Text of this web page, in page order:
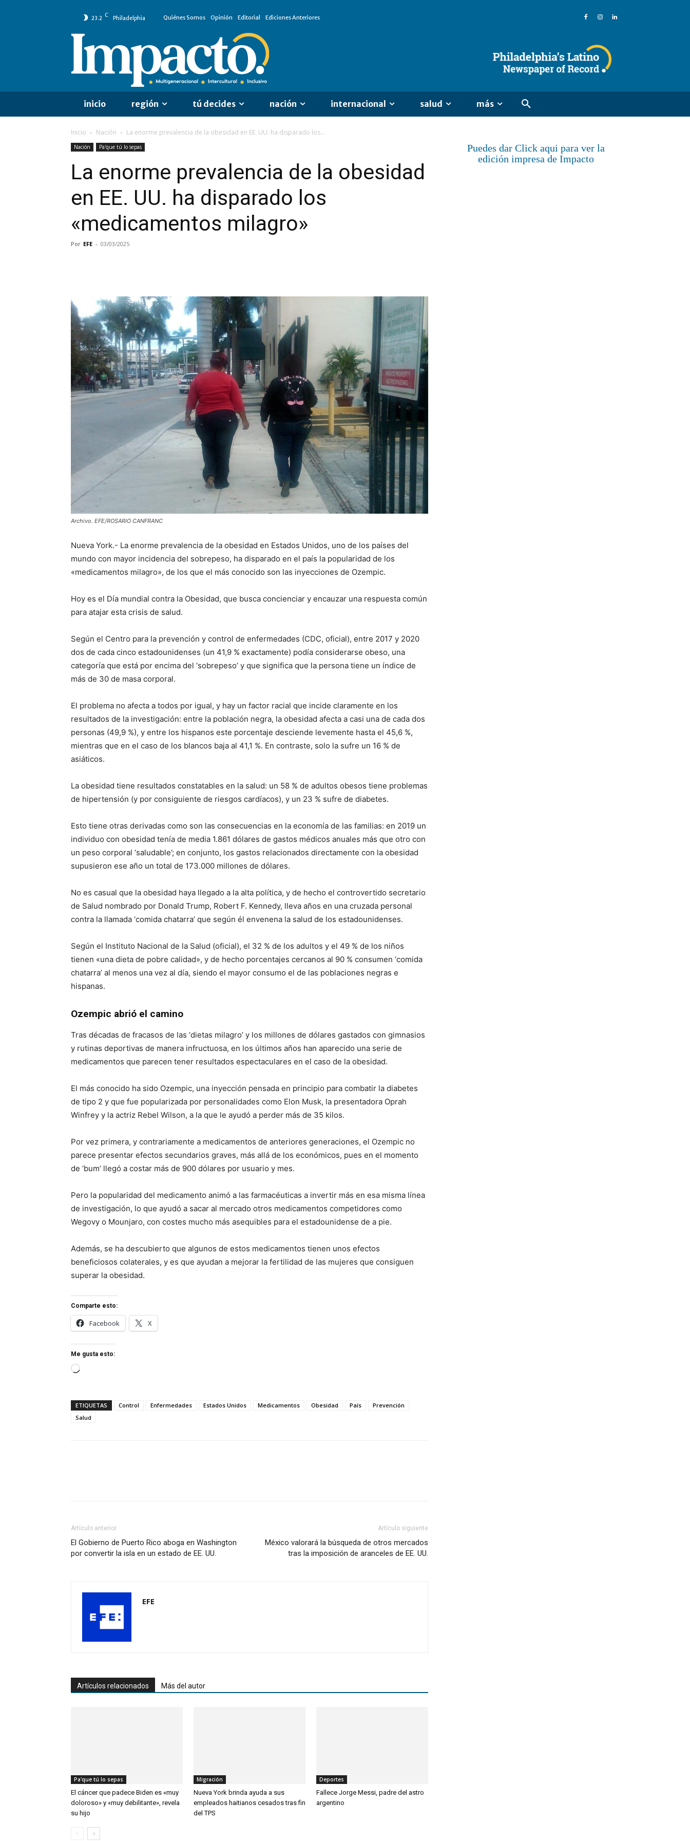
23.2 C Philadelphia Quiénes Somos Opinión Editorial Ediciones Anteriores
inicio región tú decides nación internacional salud más
Inicio Nación La enorme prevalencia de la obesidad en EE. UU. ha disparado los...
Nación Pa'que tú lo sepas
La enorme prevalencia de la obesidad
en EE. UU. ha disparado los
«medicamentos milagro»
Por EFE - 03/03/2025
Archivo. EFE/ROSARIO CANFRANC
Nueva York.- La enorme prevalencia de la obesidad en Estados Unidos, uno de los países del
mundo con mayor incidencia del sobrepeso, ha disparado en el país la popularidad de los
«medicamentos milagro», de los que el más conocido son las inyecciones de Ozempic.
Hoy es el Día mundial contra la Obesidad, que busca concienciar y encauzar una respuesta común
para atajar esta crisis de salud.
Según el Centro para la prevención y control de enfermedades (CDC, oficial), entre 2017 y 2020
dos de cada cinco estadounidenses (un 41,9 % exactamente) podía considerarse obeso, una
categoría que está por encima del ‘sobrepeso’ y que significa que la persona tiene un índice de
más de 30 de masa corporal.
El problema no afecta a todos por igual, y hay un factor racial que incide claramente en los
resultados de la investigación: entre la población negra, la obesidad afecta a casi una de cada dos
personas (49,9 %), y entre los hispanos este porcentaje desciende levemente hasta el 45,6 %,
mientras que en el caso de los blancos baja al 41,1 %. En contraste, solo la sufre un 16 % de
asiáticos.
La obesidad tiene resultados constatables en la salud: un 58 % de adultos obesos tiene problemas
de hipertensión (y por consiguiente de riesgos cardíacos), y un 23 % sufre de diabetes.
Esto tiene otras derivadas como son las consecuencias en la economía de las familias: en 2019 un
individuo con obesidad tenía de media 1.861 dólares de gastos médicos anuales más que otro con
un peso corporal ‘saludable’; en conjunto, los gastos relacionados directamente con la obesidad
supusieron ese año un total de 173.000 millones de dólares.
No es casual que la obesidad haya llegado a la alta política, y de hecho el controvertido secretario
de Salud nombrado por Donald Trump, Robert F. Kennedy, lleva años en una cruzada personal
contra la llamada ‘comida chatarra’ que según él envenena la salud de los estadounidenses.
Según el Instituto Nacional de la Salud (oficial), el 32 % de los adultos y el 49 % de los niños
tienen «una dieta de pobre calidad», y de hecho porcentajes cercanos al 90 % consumen ‘comida
chatarra’ al menos una vez al día, siendo el mayor consumo el de las poblaciones negras e
hispanas.
Ozempic abrió el camino
Tras décadas de fracasos de las ‘dietas milagro’ y los millones de dólares gastados con gimnasios
y rutinas deportivas de manera infructuosa, en los últimos años han aparecido una serie de
medicamentos que parecen tener resultados espectaculares en el caso de la obesidad.
El más conocido ha sido Ozempic, una inyección pensada en principio para combatir la diabetes
de tipo 2 y que fue popularizada por personalidades como Elon Musk, la presentadora Oprah
Winfrey y la actriz Rebel Wilson, a la que le ayudó a perder más de 35 kilos.
Por vez primera, y contrariamente a medicamentos de anteriores generaciones, el Ozempic no
parece presentar efectos secundarios graves, más allá de los económicos, pues en el momento
de ‘bum’ llegó a costar más de 900 dólares por usuario y mes.
Pero la popularidad del medicamento animó a las farmacéuticas a invertir más en esa misma línea
de investigación, lo que ayudó a sacar al mercado otros medicamentos competidores como
Wegovy o Mounjaro, con costes mucho más asequibles para el estadounidense de a pie.
Además, se ha descubierto que algunos de estos medicamentos tienen unos efectos
beneficiosos colaterales, y es que ayudan a mejorar la fertilidad de las mujeres que consiguen
superar la obesidad.
Comparte esto:
Facebook X
Me gusta esto:
Cargando...
ETIQUETAS Control Enfermedades Estados Unidos Medicamentos Obesidad País
Prevención
Salud
Artículo anterior
El Gobierno de Puerto Rico aboga en Washington
por convertir la isla en un estado de EE. UU.
Artículo siguiente
México valorará la búsqueda de otros mercados
tras la imposición de aranceles de EE. UU.
EFE
Artículos relacionados Más del autor
Pa'que tú lo sepas
El cáncer que padece Biden es «muy
doloroso» y «muy debilitante», revela
su hijo
Migración
Nueva York brinda ayuda a sus
empleados haitianos cesados tras fin
del TPS
Deportes
Fallece Jorge Messi, padre del astro
argentino
Puedes dar Click aqui para ver la
edición impresa de Impacto